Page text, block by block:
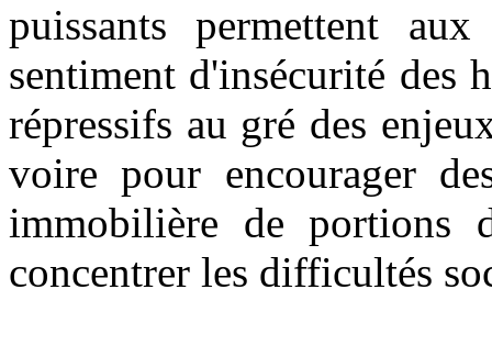
puissants permettent
sentiment d'insécurité des
répressifs au gré des
voire pour encourager
immobilière de portions
concentrer les difficultés